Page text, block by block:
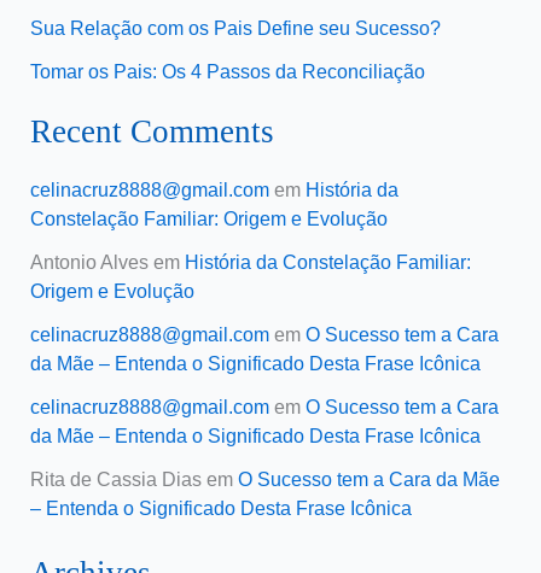
Sua Relação com os Pais Define seu Sucesso?
Tomar os Pais: Os 4 Passos da Reconciliação
Recent Comments
celinacruz8888@gmail.comem História da
Constelação Familiar: Origem e Evolução
Antonio Alvesem História da Constelação Familiar:
Origem e Evolução
celinacruz8888@gmail.comem O Sucesso tem a Cara
da Mãe – Entenda o Significado Desta Frase Icônica
celinacruz8888@gmail.comem O Sucesso tem a Cara
da Mãe – Entenda o Significado Desta Frase Icônica
Rita de Cassia Diasem O Sucesso tem a Cara da Mãe
– Entenda o Significado Desta Frase Icônica